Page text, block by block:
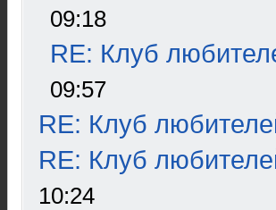
09:18
RE: Клуб
09:57
RE: Клуб
RE: Клуб
10:24